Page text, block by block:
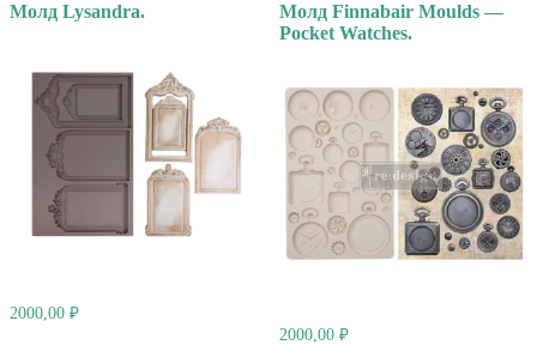
Молд Lysandra.
2000,00 ₽
Молд Finnabair Moulds —
Pocket Watches.
2000,00 ₽